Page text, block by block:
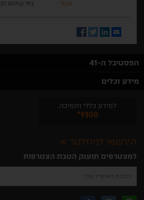
מקור בתי קולנוע לב
Email
LinkedIn
Twitter
Facebook
הפסטיבל ה-41
מידע וכלים
למידע כללי ותמיכה
*9300
הירשמו לניוזלטר
למצטרפים תוענק הטבת הצטרפות
להזין